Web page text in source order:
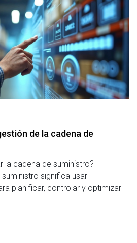
de la cadena de
la cadena de suministro?
significa usar
planificar, controlar y optimizar